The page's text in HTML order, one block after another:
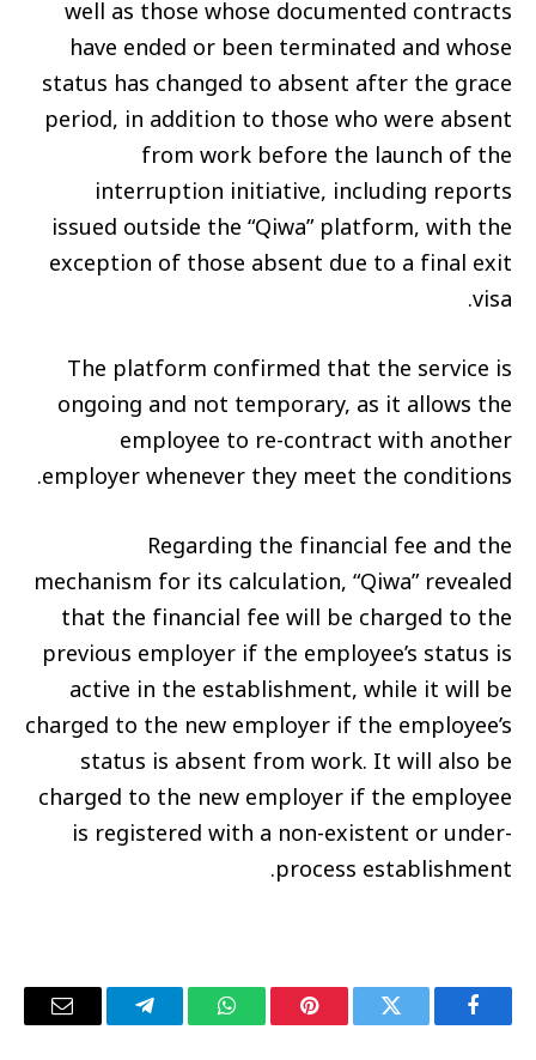
well as those whose documented contracts
have ended or been terminated and whose
status has changed to absent after the grace
period, in addition to those who were absent
from work before the launch of the
interruption initiative, including reports
issued outside the “Qiwa” platform, with the
exception of those absent due to a final exit
visa.
The platform confirmed that the service is
ongoing and not temporary, as it allows the
employee to re-contract with another
employer whenever they meet the conditions.
Regarding the financial fee and the
mechanism for its calculation, “Qiwa” revealed
that the financial fee will be charged to the
previous employer if the employee’s status is
active in the establishment, while it will be
charged to the new employer if the employee’s
status is absent from work. It will also be
charged to the new employer if the employee
is registered with a non-existent or under-
process establishment.
فيسبوك تويتر بينتيريستواتساب تيلقرام
البريد